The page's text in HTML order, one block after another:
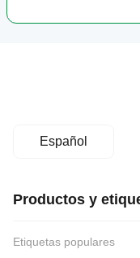
Español
Productos y
Etiquetas populares